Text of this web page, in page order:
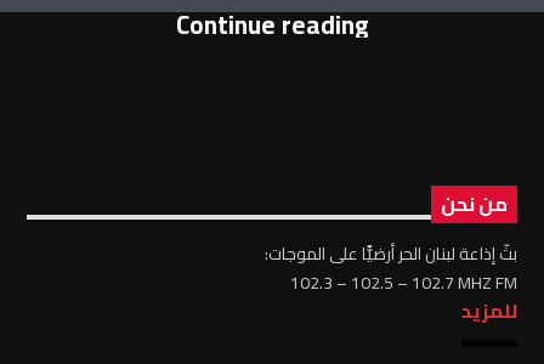
Continue reading
من نحن
بثّ إذاعة لبنان الحر أرضيًّا على الموجات:
102.3 – 102.5 – 102.7 MHZ FM
للمزيد